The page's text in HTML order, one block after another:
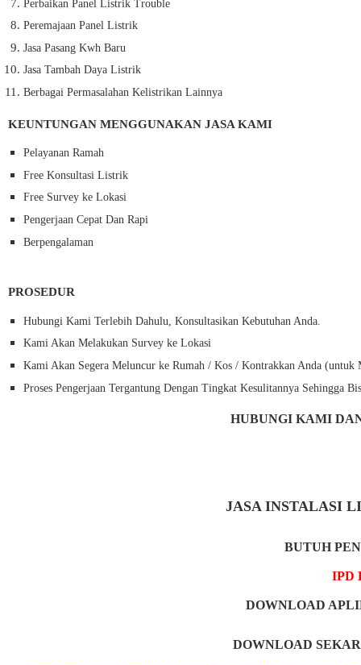
Perbaikan Panel Listrik Trouble
Peremajaan Panel Listrik
Jasa Pasang Kwh Baru
Jasa Tambah Daya Listrik
Berbagai Permasalahan Kelistrikan Lainnya
KEUNTUNGAN MENGGUNAKAN JASA KAMI
Pelayanan Ramah
Free Konsultasi Listrik
Free Survey ke Lokasi
Pengerjaan Cepat Dan Rapi
Berpengalaman
PROSEDUR
Hubungi Kami Terlebih Dahulu, Konsultasikan Kebutuhan Anda.
Kami Akan Melakukan Survey ke Lokasi
Kami Akan Segera Meluncur ke Rumah / Kos / Kontrakkan Anda
Proses Pengerjaan Tergantung Dengan Tingkat Kesulitannya Sehingga
HUBUNGI KAMI
JASA INSTALASI
BUTUH
IPD
DOWNLOAD
DOWNLOAD